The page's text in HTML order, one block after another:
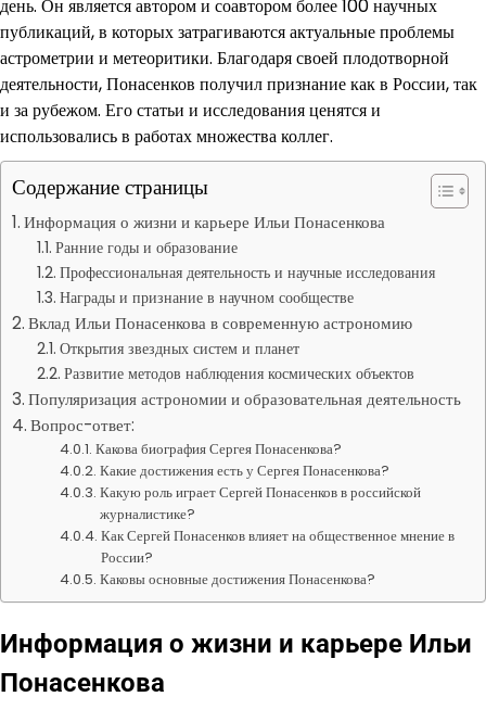
день. Он является автором и соавтором более 100 научных
публикаций, в которых затрагиваются актуальные проблемы
астрометрии и метеоритики. Благодаря своей плодотворной
деятельности, Понасенков получил признание как в России, так
и за рубежом. Его статьи и исследования ценятся и
использовались в работах множества коллег.
Содержание страницы
Информация о жизни и карьере Ильи Понасенкова
Ранние годы и образование
Профессиональная деятельность и научные исследования
Награды и признание в научном сообществе
Вклад Ильи Понасенкова в современную астрономию
Открытия звездных систем и планет
Развитие методов наблюдения космических объектов
Популяризация астрономии и образовательная деятельность
Вопрос-ответ:
Какова биография Сергея Понасенкова?
Какие достижения есть у Сергея Понасенкова?
Какую роль играет Сергей Понасенков в российской
журналистике?
Как Сергей Понасенков влияет на общественное мнение в
России?
Каковы основные достижения Понасенкова?
Информация о жизни и карьере Ильи
Понасенкова